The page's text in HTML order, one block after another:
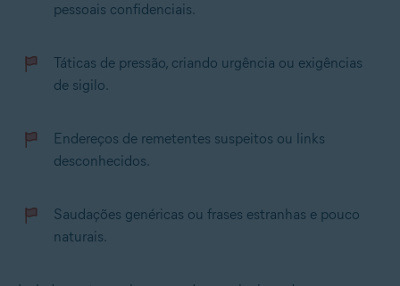
pessoais confidenciais.
Táticas de pressão, criando urgência ou exigências
de sigilo.
Endereços de remetentes suspeitos ou links
desconhecidos.
Saudações genéricas ou frases estranhas e pouco
naturais.